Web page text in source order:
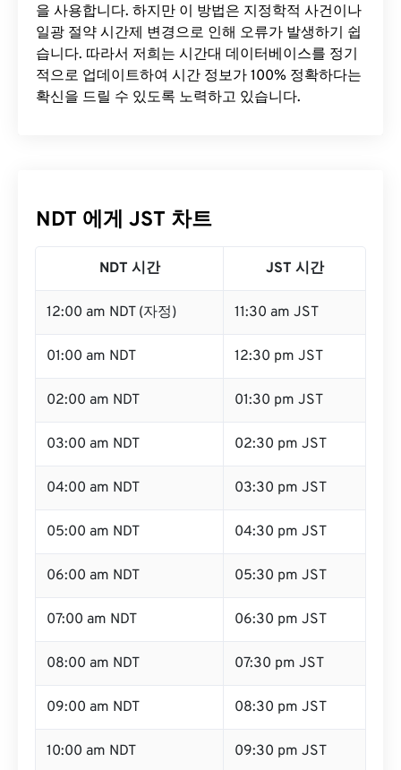
을 사용합니다. 하지만 이 방법은 지정학적 사건이나
일광 절약 시간제 변경으로 인해 오류가 발생하기 쉽
습니다. 따라서 저희는 시간대 데이터베이스를 정기
적으로 업데이트하여 시간 정보가 100% 정확하다는
확신을 드릴 수 있도록 노력하고 있습니다.
NDT 에게 JST 차트
NDT 시간 JST 시간
12:00 am NDT (자정) 11:30 am JST
01:00 am NDT 12:30 pm JST
02:00 am NDT 01:30 pm JST
03:00 am NDT 02:30 pm JST
04:00 am NDT 03:30 pm JST
05:00 am NDT 04:30 pm JST
06:00 am NDT 05:30 pm JST
07:00 am NDT 06:30 pm JST
08:00 am NDT 07:30 pm JST
09:00 am NDT 08:30 pm JST
10:00 am NDT 09:30 pm JST